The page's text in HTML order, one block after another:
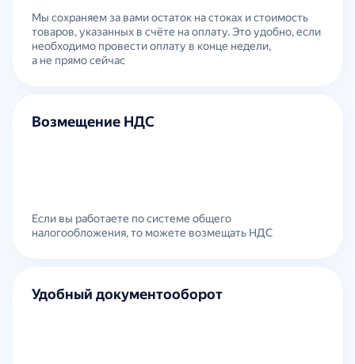
Мы сохраняем за вами остаток на стоках и стоимость
товаров, указанных в счёте на оплату. Это удобно, если
необходимо провести оплату в конце недели,
а не прямо сейчас
Возмещение НДС
Если вы работаете по системе общего
налогообложения, то можете возмещать НДС
Удобный документооборот